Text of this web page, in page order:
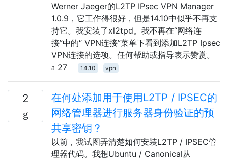
Werner Jaeger的L2TP IPsec VPN Manager
1.0.9，它工作得很好，但是14.10中似乎不再支
持它。我安装了xl2tpd。我不再在“网络连
接”中的“ VPN连接”菜单下看到添加L2TP Ipsec
VPN连接的选项。任何帮助或指导表示赞赏。
27
14.10 vpn
2
在何处添加用于使用L2TP / IPSEC的
网络管理器进行服务器身份验证的预
共享密钥？
以前，我试图弄清楚如何安装L2TP / IPSEC管
理器代码。我想Ubuntu / Canonical从